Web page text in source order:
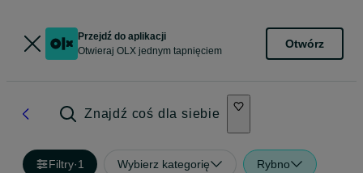
Przejdź do aplikacji
Otwieraj OLX jednym tapnięciem
Otwórz
Znajdź coś dla siebie
Filtry·1 Wybierz kategorię Rybno